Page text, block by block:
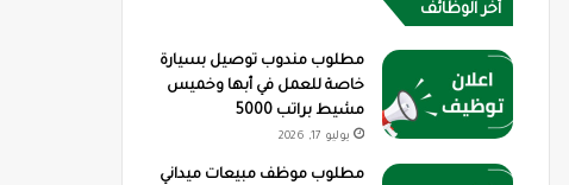
أخر الوظائف
مطلوب مندوب توصيل بسيارة
خاصة للعمل في أبها وخميس
مشيط براتب 5000
يوليو 17, 2026
مطلوب موظف مبيعات ميداني